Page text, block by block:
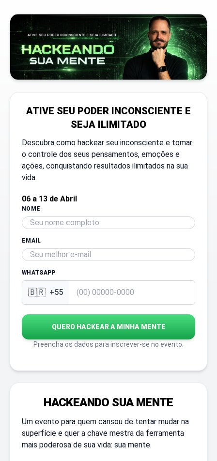
ATIVE SEU PODER INCONSCIENTE E
SEJA ILIMITADO
Descubra como hackear seu inconsciente e tomar
o controle dos seus pensamentos, emoções e
ações, conquistando resultados ilimitados na sua
vida.
06 a 13 de Abril
NOME
EMAIL
WHATSAPP
🇧🇷 +55
QUERO HACKEAR A MINHA MENTE
Preencha os dados para inscrever-se no evento.
HACKEANDO SUA MENTE
Um evento para quem cansou de tentar mudar na
superfície e quer a chave mestra da ferramenta
mais poderosa de sua vida: sua mente.